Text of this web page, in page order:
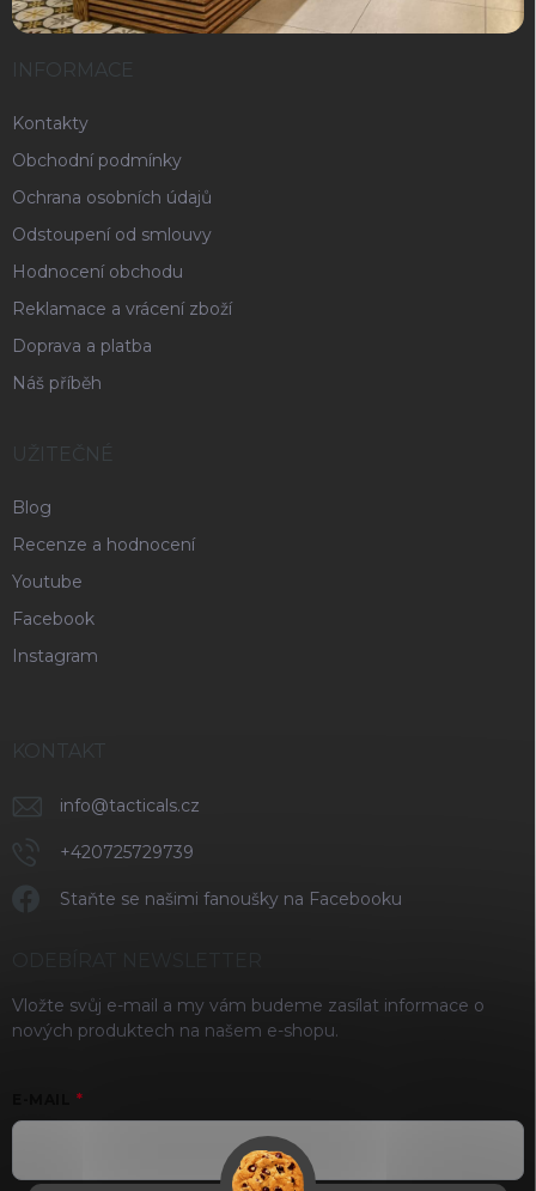
INFORMACE
Kontakty
Obchodní podmínky
Ochrana osobních údajů
Odstoupení od smlouvy
Hodnocení obchodu
Reklamace a vrácení zboží
Doprava a platba
Náš příběh
UŽITEČNÉ
Blog
Recenze a hodnocení
Youtube
Facebook
Instagram
KONTAKT
info@tacticals.cz
+420725729739
Staňte se našimi fanoušky na Facebooku
Vložte svůj e-mail a my vám budeme zasílat informace o
nových produktech na našem e-shopu.